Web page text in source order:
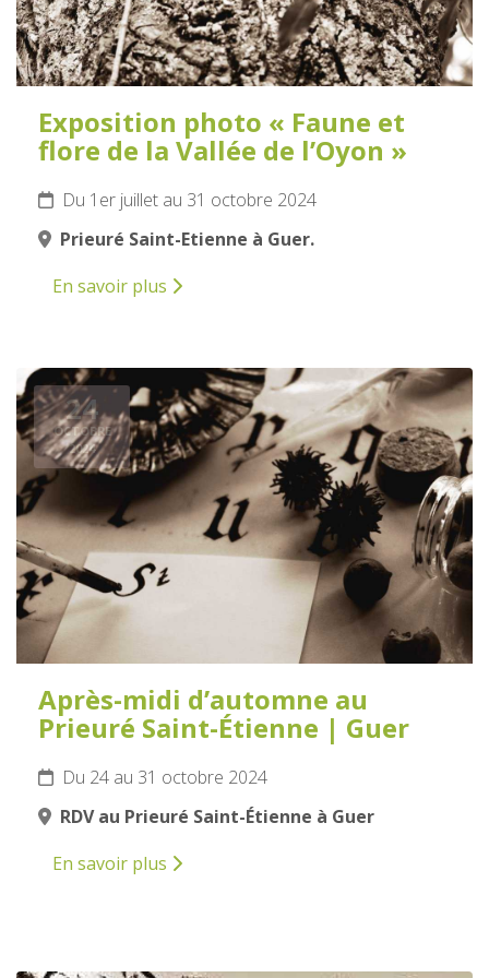
Exposition photo « Faune et
flore de la Vallée de l’Oyon »
Du 1er juillet au 31 octobre 2024
Prieuré Saint-Etienne à Guer.
En savoir plus
24
OCTOBRE
2024
Après-midi d’automne au
Prieuré Saint-Étienne | Guer
Du 24 au 31 octobre 2024
RDV au Prieuré Saint-Étienne à Guer
En savoir plus